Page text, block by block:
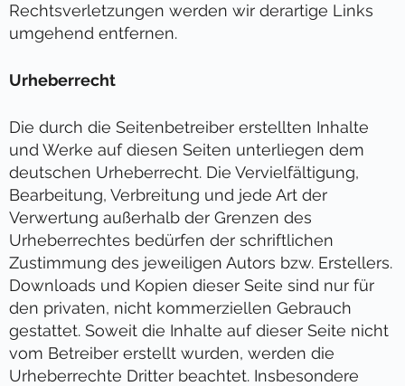
Rechtsverletzungen werden wir derartige Links
umgehend entfernen.
Urheberrecht
Die durch die Seitenbetreiber erstellten Inhalte
und Werke auf diesen Seiten unterliegen dem
deutschen Urheberrecht. Die Vervielfältigung,
Bearbeitung, Verbreitung und jede Art der
Verwertung außerhalb der Grenzen des
Urheberrechtes bedürfen der schriftlichen
Zustimmung des jeweiligen Autors bzw. Erstellers.
Downloads und Kopien dieser Seite sind nur für
den privaten, nicht kommerziellen Gebrauch
gestattet. Soweit die Inhalte auf dieser Seite nicht
vom Betreiber erstellt wurden, werden die
Urheberrechte Dritter beachtet. Insbesondere